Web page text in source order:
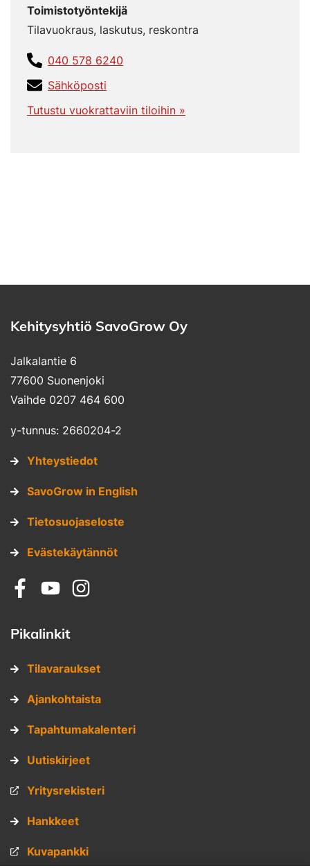
Toimistotyöntekijä
Tilavuokraus, laskutus, reskontra
040 578 6240
Sähköposti
Tutustu vuokrattaviin tiloihin »
Kehitysyhtiö SavoGrow Oy
Jalkalantie 6
77600 Suonenjoki
Vaihde 0207 464 600
y-tunnus: 2660204-2
Yhteystiedot
SavoGrow in English
Tietosuojaseloste
Evästekäytännöt
Sosiaalinen media: facebook
Sosiaalinen media: youtube
Sosiaalinen media: instagram
Pikalinkit
Tilavaraukset
Ajankohtaista
Tapahtumakalenteri
Uutiskirjeet
Yritysrekisteri
Hankkeet
Kuvapankki